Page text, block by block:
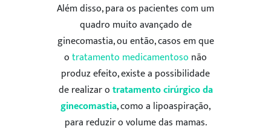
Além disso, para os pacientes com um
quadro muito avançado de
ginecomastia, ou então, casos em que
otratamento medicamentoso não
produz efeito, existe a possibilidade
de realizar otratamento cirúrgico da
ginecomastia, como a lipoaspiração,
para reduzir o volume das mamas.